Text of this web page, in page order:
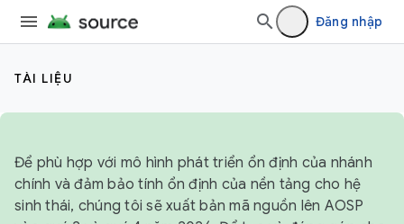
Đăng nhập
TÀI LIỆU
Để phù hợp với mô hình phát triển ổn định của nhánh
chính và đảm bảo tính ổn định của nền tảng cho hệ
sinh thái, chúng tôi sẽ xuất bản mã nguồn lên AOSP